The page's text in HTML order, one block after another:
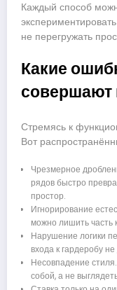
Каждый способ
не перегружать
Какие
совершают
Стремясь к
Вот
Чрезмерное
рядов быстро
простор.
Игнорирование
можно лишить часть
Нарушение логики
входа к гардеробу
Несовпадение
собой, а не